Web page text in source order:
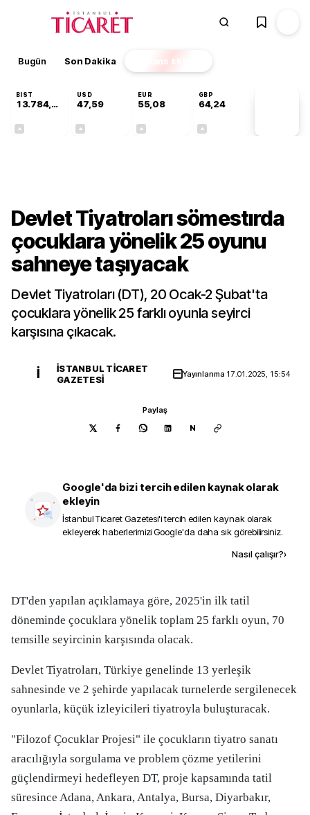
Bugün Son Dakika Finans EKSTRA
BIST
13.784,87
USD
47,59
EUR
55,08
GBP
64,24
Devlet Tiyatroları sömestırda
çocuklara yönelik 25 oyunu
sahneye taşıyacak
Devlet Tiyatroları (DT), 20 Ocak-2 Şubat'ta
çocuklara yönelik 25 farklı oyunla seyirci
karşısına çıkacak.
İ
İSTANBUL TICARET
GAZETESI
Yayınlanma 17.01.2025, 15:54
Paylaş
N
Google'da bizi tercih edilen kaynak olarak
ekleyin
İstanbul Ticaret Gazetesi'i tercih edilen kaynak olarak
ekleyerek haberlerimizi Google'da daha sık görebilirsiniz.
Nasıl çalışır?›
DT'den yapılan açıklamaya göre, 2025'in ilk tatil
döneminde çocuklara yönelik toplam 25 farklı oyun, 70
temsille seyircinin karşısında olacak.
Devlet Tiyatroları, Türkiye genelinde 13 yerleşik
sahnesinde ve 2 şehirde yapılacak turnelerde sergilenecek
oyunlarla, küçük izleyicileri tiyatroyla buluşturacak.
"Filozof Çocuklar Projesi" ile çocukların tiyatro sanatı
aracılığıyla sorgulama ve problem çözme yetilerini
güçlendirmeyi hedefleyen DT, proje kapsamında tatil
süresince Adana, Ankara, Antalya, Bursa, Diyarbakır,